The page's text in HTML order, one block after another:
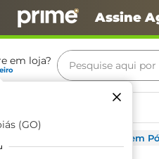
Assine
em loja?
(GO)
Pesquise aqui
Leite em
Termos mais